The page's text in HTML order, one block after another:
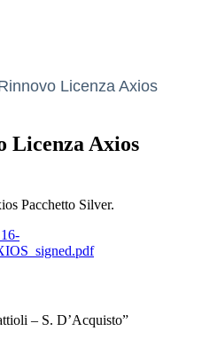
Licenza Axios
Licenza Axios
Pacchetto Silver.
– S. D’Acquisto”